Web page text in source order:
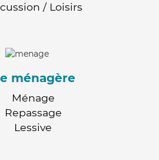
/ Loisirs
ménagère
Ménage
Repassage
Lessive